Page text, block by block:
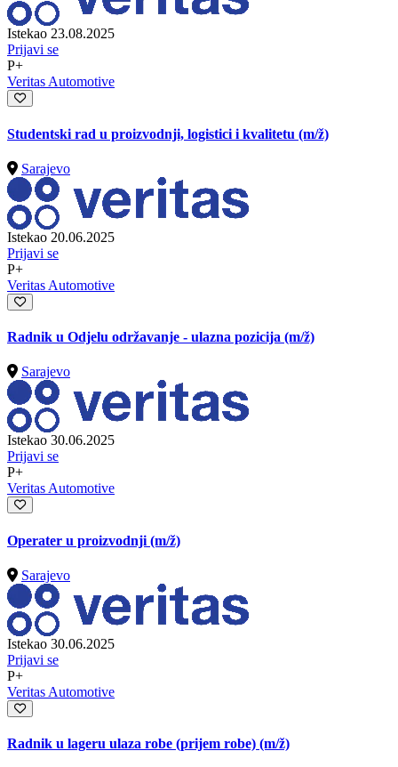
Istekao 23.08.2025
Prijavi se
P+
Veritas Automotive
Studentski rad u proizvodnji, logistici i kvalitetu (m/ž)
Sarajevo
Istekao 20.06.2025
Prijavi se
P+
Veritas Automotive
Radnik u Odjelu održavanje - ulazna pozicija (m/ž)
Sarajevo
Istekao 30.06.2025
Prijavi se
P+
Veritas Automotive
Operater u proizvodnji (m/ž)
Sarajevo
Istekao 30.06.2025
Prijavi se
P+
Veritas Automotive
Radnik u lageru ulaza robe (prijem robe) (m/ž)